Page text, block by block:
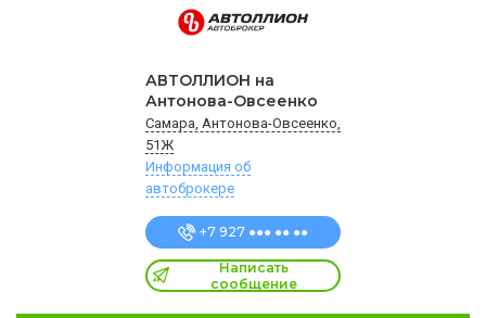
АВТОЛЛИОН на
Антонова-Овсеенко
Самара, Антонова-Овсеенко,
51Ж
Информация об
автоброкере
+7 927 ●●● ●● ●●
Написать
сообщение